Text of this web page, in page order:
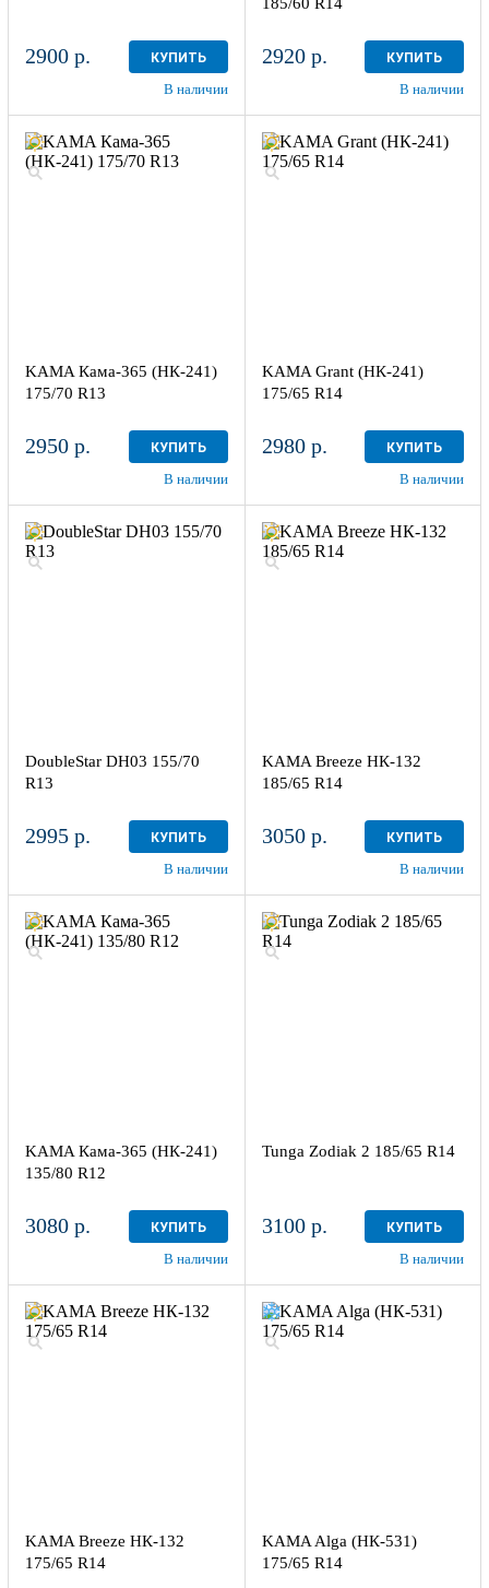
2900 р. КУПИТЬ
В наличии
185/60 R14
2920 р. КУПИТЬ
В наличии
KAMA Кама-365 (НК-241)
175/70 R13
2950 р. КУПИТЬ
В наличии
KAMA Grant (НК-241)
175/65 R14
2980 р. КУПИТЬ
В наличии
DoubleStar DH03 155/70
R13
2995 р. КУПИТЬ
В наличии
KAMA Breeze НК-132
185/65 R14
3050 р. КУПИТЬ
В наличии
KAMA Кама-365 (НК-241)
135/80 R12
3080 р. КУПИТЬ
В наличии
Tunga Zodiak 2 185/65 R14
3100 р. КУПИТЬ
В наличии
KAMA Breeze НК-132
175/65 R14
KAMA Alga (НК-531)
175/65 R14